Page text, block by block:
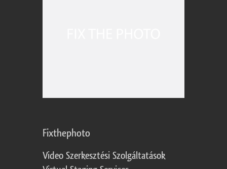
Fixthephoto
Video Szerkesztési Szolgáltatások